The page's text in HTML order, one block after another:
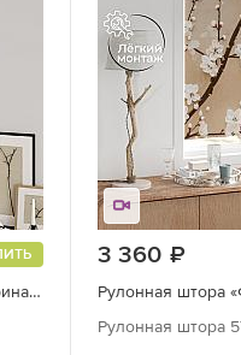
Рулонная штора «Ронлирт - 687 - ширина 57 см»
3 360
Рулонная штора